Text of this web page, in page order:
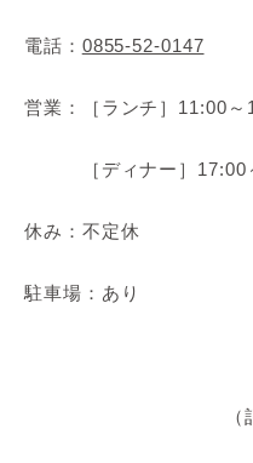
電話： 0855-52-0147
営業：［ランチ］11:00～
［ディナー］17:00～
休み：不定休
駐車場：あり